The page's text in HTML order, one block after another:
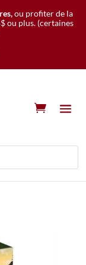
ou profiter de la
ou plus. (certaines